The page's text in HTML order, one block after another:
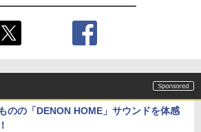
のの「DENON HOME」サウンドを体感